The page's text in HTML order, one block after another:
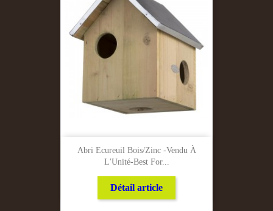
Abri Ecureuil Bois/Zinc -Vendu À
L'Unité-Best For...
Détail article